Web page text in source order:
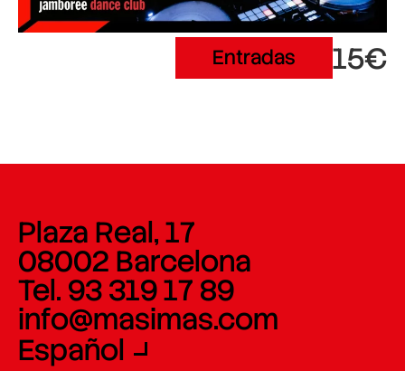
Entradas 15€
Plaza Real, 17
08002 Barcelona
Tel. 93 319 17 89
info@masimas.com
Español